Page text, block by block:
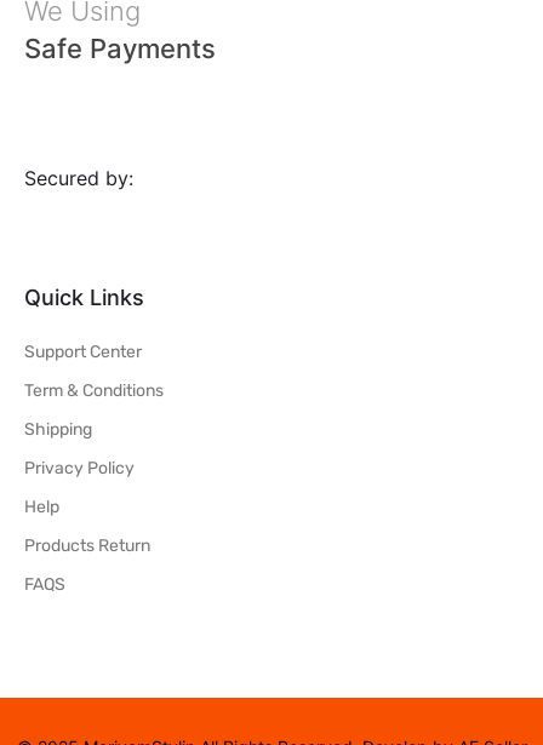
We Using
Safe Payments
Secured by:
Quick Links
Support Center
Term & Conditions
Shipping
Privacy Policy
Help
Products Return
FAQS